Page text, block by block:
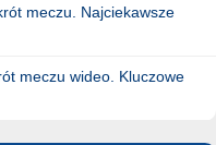
meczu. Najciekawsze
meczu wideo. Kluczowe